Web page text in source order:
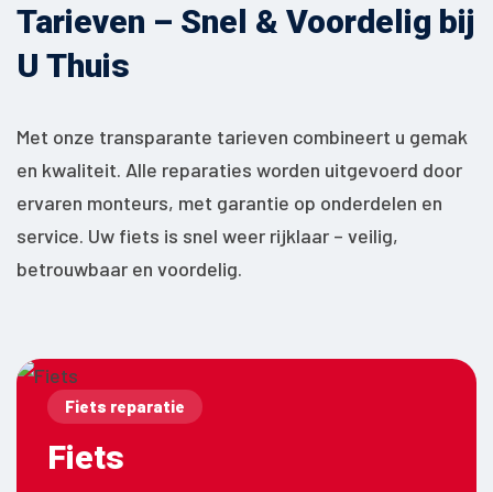
Tarieven – Snel & Voordelig bij
U Thuis
Met onze transparante tarieven combineert u gemak
en kwaliteit. Alle reparaties worden uitgevoerd door
ervaren monteurs, met garantie op onderdelen en
service. Uw fiets is snel weer rijklaar – veilig,
betrouwbaar en voordelig.
Fiets reparatie
Fiets